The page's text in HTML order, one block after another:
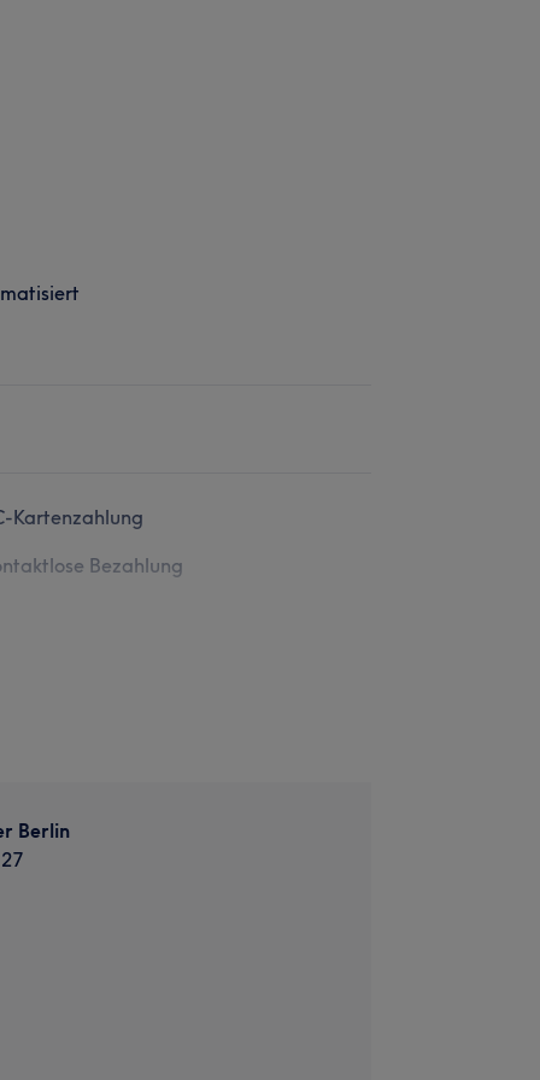
Kartenzahlung
Bezahlung
Berlin